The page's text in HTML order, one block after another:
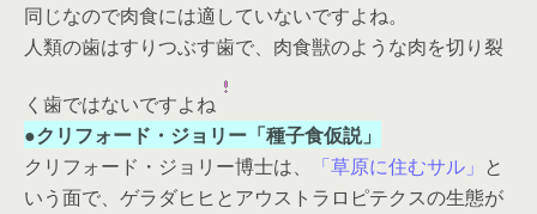
同じなので肉食には適していないですよね。
人類の歯はすりつぶす歯で、肉食獣のような肉を切り裂
く歯ではないですよね
●クリフォード・ジョリー「種子食仮説」
クリフォード・ジョリー博士は、
「草原に住むサル」 と
いう面で、ゲラダヒヒとアウストラロピテクスの生態が